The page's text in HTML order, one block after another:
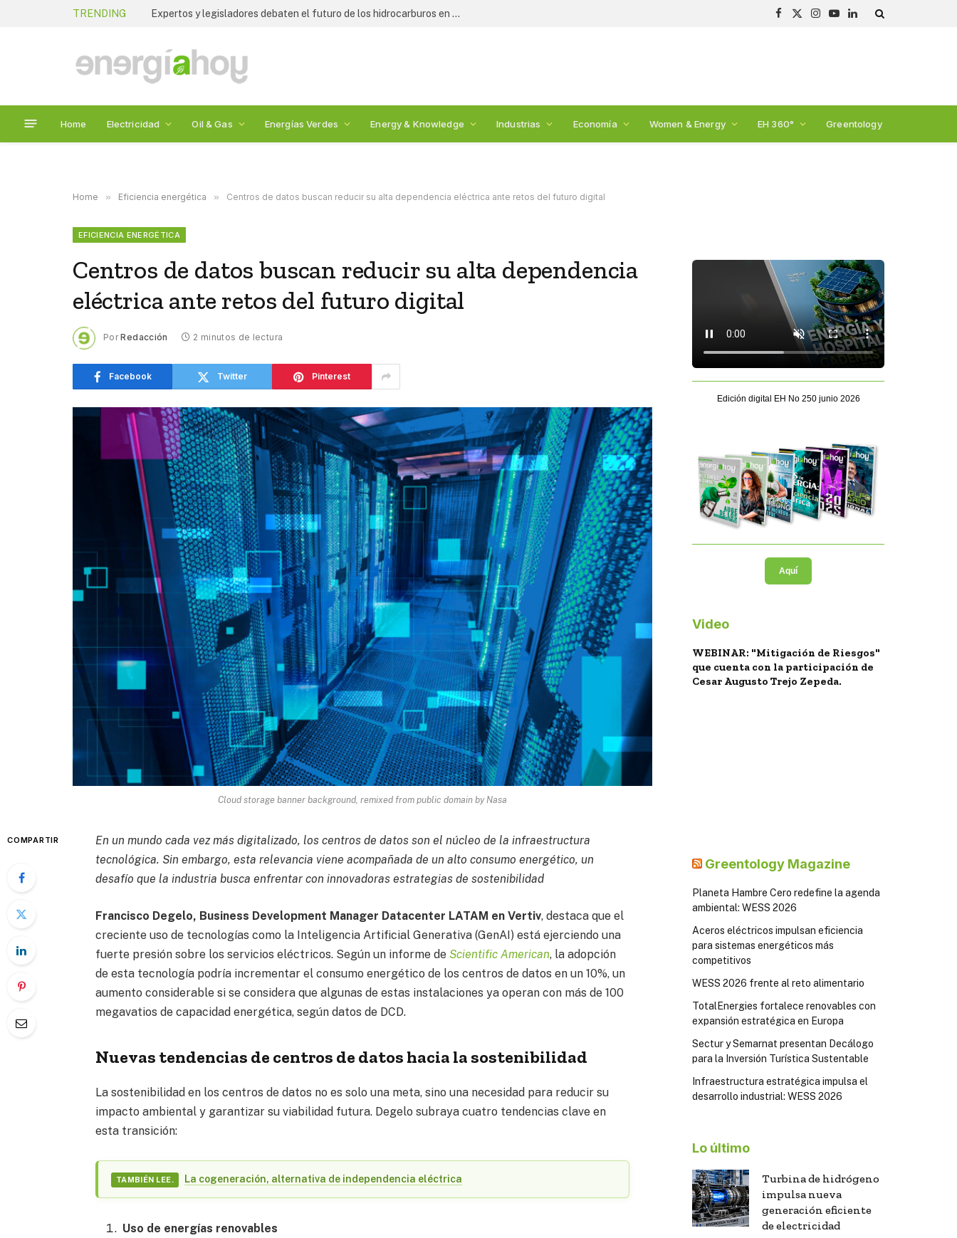
TRENDING Expertos y legisladores debaten el futuro de los hidrocarburos en México: 2nda Cumbre de Energía
Facebook
X
Instagram
YouTubeLinkedIn
Home Electricidad Oil & Gas Energías Verdes Energy & Knowledge Industrias Economía Women & Energy EH 360° Greentology
Home » Eficiencia energética » Centros de datos buscan reducir su alta dependencia eléctrica ante retos del futuro digital
EFICIENCIA ENERGÉTICA
Centros de datos buscan reducir su alta dependencia
eléctrica ante retos del futuro digital
Por Redacción 2 minutos de lectura
Facebook Twitter Pinterest
Cloud storage banner background, remixed from public domain by Nasa
COMPARTIR
En un mundo cada vez más digitalizado, los centros de datos son el núcleo de la infraestructura
tecnológica. Sin embargo, esta relevancia viene acompañada de un alto consumo energético, un
desafío que la industria busca enfrentar con innovadoras estrategias de sostenibilidad
Francisco Degelo, Business Development Manager Datacenter LATAM en Vertiv, destaca que el
creciente uso de tecnologías como la Inteligencia Artificial Generativa (GenAI) está ejerciendo una
fuerte presión sobre los servicios eléctricos. Según un informe de Scientific American, la adopción
de esta tecnología podría incrementar el consumo energético de los centros de datos en un 10%, un
aumento considerable si se considera que algunas de estas instalaciones ya operan con más de 100
megavatios de capacidad energética, según datos de DCD.
Nuevas tendencias de centros de datos hacia la sostenibilidad
La sostenibilidad en los centros de datos no es solo una meta, sino una necesidad para reducir su
impacto ambiental y garantizar su viabilidad futura. Degelo subraya cuatro tendencias clave en
esta transición:
TAMBIÉN LEE. La cogeneración, alternativa de independencia eléctrica
Uso de energías renovables
Edición digital EH No 250 junio 2026
Aquí
Video
WEBINAR: "Mitigación de Riesgos"
que cuenta con la participación de
Cesar Augusto Trejo Zepeda.
Greentology Magazine
Planeta Hambre Cero redefine la agenda
ambiental: WESS 2026
Aceros eléctricos impulsan eficiencia
para sistemas energéticos más
competitivos
WESS 2026 frente al reto alimentario
TotalEnergies fortalece renovables con
expansión estratégica en Europa
Sectur y Semarnat presentan Decálogo
para la Inversión Turística Sustentable
Infraestructura estratégica impulsa el
desarrollo industrial: WESS 2026
Lo último
Turbina de hidrógeno
impulsa nueva
generación eficiente
de electricidad